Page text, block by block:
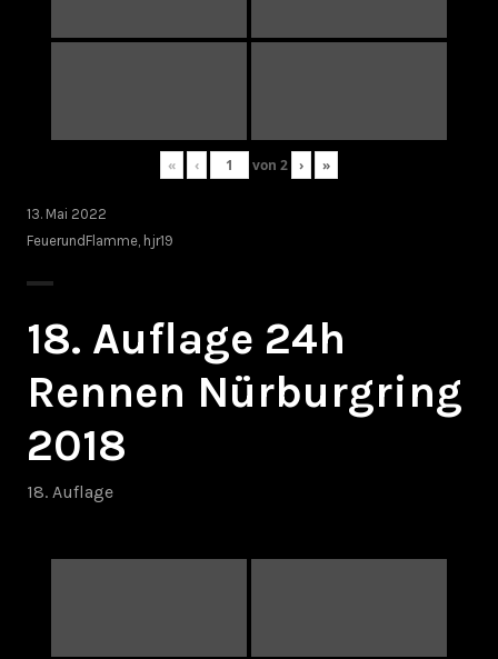
« ‹ von 2 › »
13. Mai 2022
FeuerundFlamme hjr19
18. Auflage 24h
Rennen Nürburgring
2018
18. Auflage